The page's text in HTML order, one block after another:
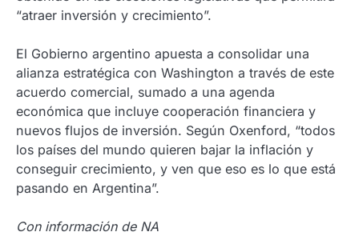
“atraer inversión y crecimiento”.
El Gobierno argentino apuesta a consolidar una
alianza estratégica con Washington a través de este
acuerdo comercial, sumado a una agenda
económica que incluye cooperación financiera y
nuevos flujos de inversión. Según Oxenford, “todos
los países del mundo quieren bajar la inflación y
conseguir crecimiento, y ven que eso es lo que está
pasando en Argentina”.
Con información de NA